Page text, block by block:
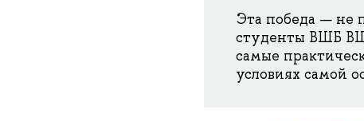
Эта победа — не
студенты ВШБ
самые
условиях самой